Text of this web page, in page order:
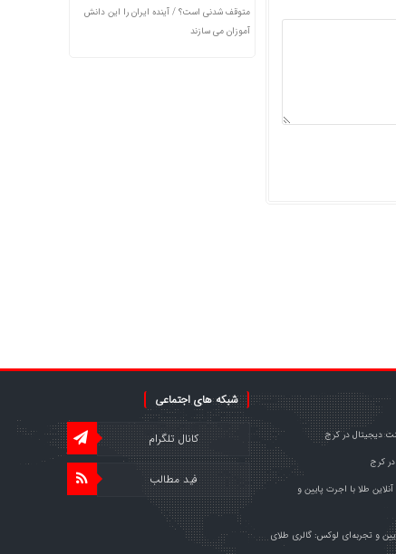
متوقف شدنی است؟ / آینده ایران را این دانش
آموزان می سازند
دیجیتال در کرج
کرج
طلا با اجرت پایین و
و تجربه‌ای لوکس: گالری طلای
شبکه های اجتماعی
کانال تلگرام
فید مطالب